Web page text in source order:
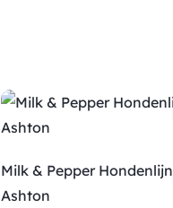
Milk & Pepper Hondenlijn
Ashton